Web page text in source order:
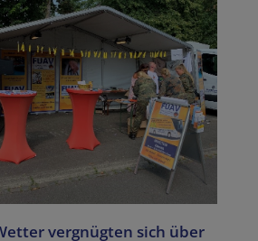
vergnügten sich über